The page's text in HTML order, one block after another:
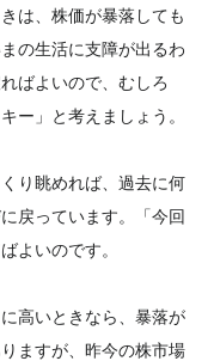
は、株価が暴落しても
の生活に支障が出るわ
ばよいので、むしろ
ー」と考えましょう。
り眺めれば、過去に何
戻っています。「今回
よいのです。
高いときなら、暴落が
ますが、昨今の株市場